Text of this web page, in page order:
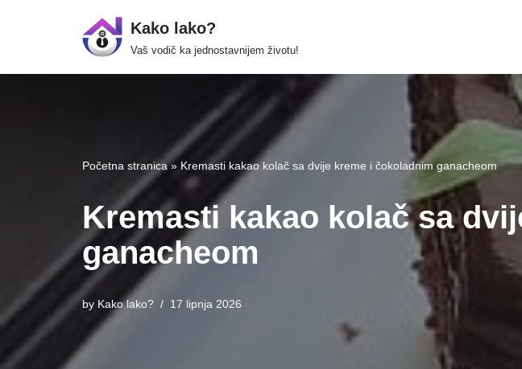
Kako lako?
Vaš vodič ka jednostavnijem životu!
Početna stranica» Kremasti kakao kolač sa dvije kreme i čokoladnim ganacheom
Kremasti kakao kolač sa
ganacheom
by Kako lako? 17 lipnja 2026